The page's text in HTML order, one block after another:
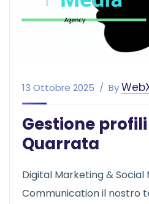
13 Ottobre 2025 By
Gestione
Quarrata
Digital Marketing & Social
Communication il nostro